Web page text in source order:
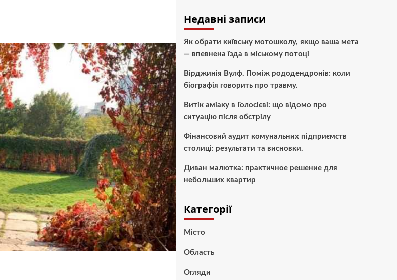
Недавні записи
Як обрати київську мотошколу, якщо ваша мета
— впевнена їзда в міському потоці
Вірджинія Вулф. Поміж рододендронів: коли
біографія говорить про травму.
Витік аміаку в Голосієві: що відомо про
ситуацію після обстрілу
Фінансовий аудит комунальних підприємств
столиці: результати та висновки.
Диван малютка: практичное решение для
небольших квартир
Категорії
Місто
Область
Огляди